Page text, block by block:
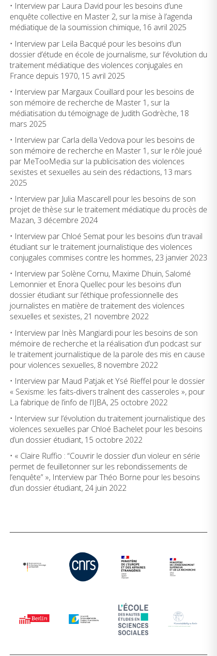
• Interview par Laura David pour les besoins d’une
enquête collective en Master 2, sur la mise à l’agenda
médiatique de la soumission chimique, 16 avril 2025
• Interview par Leïla Bacqué pour les besoins d’un
dossier d’étude en école de journalisme, sur l’évolution du
traitement médiatique des violences conjugales en
France depuis 1970, 15 avril 2025
• Interview par Margaux Couillard pour les besoins de
son mémoire de recherche de Master 1, sur la
médiatisation du témoignage de Judith Godrèche, 18
mars 2025
• Interview par Carla della Vedova pour les besoins de
son mémoire de recherche en Master 1, sur le rôle joué
par MeTooMedia sur la publicisation des violences
sexistes et sexuelles au sein des rédactions, 13 mars
2025
• Interview par Julia Mascarell pour les besoins de son
projet de thèse sur le traitement médiatique du procès de
Mazan, 3 décembre 2024
• Interview par Chloé Semat pour les besoins d’un travail
étudiant sur le traitement journalistique des violences
conjugales commises contre les hommes, 23 janvier 2023
• Interview par Solène Cornu, Maxime Dhuin, Salomé
Lemonnier et Enora Quellec pour les besoins d’un
dossier étudiant sur l’éthique professionnelle des
journalistes en matière de traitement des violences
sexuelles et sexistes, 21 novembre 2022
• Interview par Inès Mangiardi pour les besoins de son
mémoire de recherche et la réalisation d’un podcast sur
le traitement journalistique de la parole des mis en cause
pour violences sexuelles, 8 novembre 2022
• Interview par Maud Patjak et Ysé Rieffel pour le dossier
« Sexisme: les faits-divers traînent des casseroles », pour
La fabrique de l’info de l’IJBA, 25 octobre 2022
• Interview sur l’évolution du traitement journalistique des
violences sexuelles par Chloé Bachelet pour les besoins
d’un dossier étudiant, 15 octobre 2022
• « Claire Ruffio : “Couvrir le dossier d’un violeur en série
permet de feuilletonner sur les rebondissements de
l’enquête” », Interview par Théo Borne pour les besoins
d’un dossier étudiant, 24 juin 2022